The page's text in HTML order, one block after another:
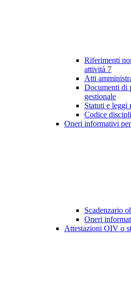
Riferimenti
attività 7
Atti
Documenti di
gestionale
Statuti e leggi
Codice
Oneri informativi
Scadenzario
Oneri
Attestazioni OIV o